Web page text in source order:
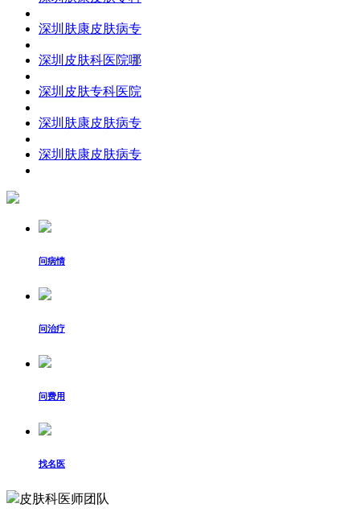
深圳肤康皮肤病专
深圳皮肤科医院哪
深圳皮肤专科医院
深圳肤康皮肤病专
深圳肤康皮肤病专
问病情
问治疗
问费用
找名医
皮肤科医师团队